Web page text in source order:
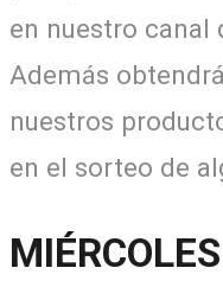
en nuestro canal
Además
nuestros
en el sorteo de